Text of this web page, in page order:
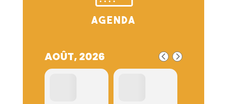
Agenda
AOÛT, 2026